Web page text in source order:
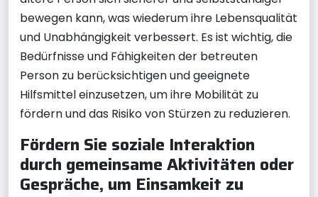
bewegen kann, was wiederum ihre Lebensqualität
und Unabhängigkeit verbessert. Es ist wichtig, die
Bedürfnisse und Fähigkeiten der betreuten
Person zu berücksichtigen und geeignete
Hilfsmittel einzusetzen, um ihre Mobilität zu
fördern und das Risiko von Stürzen zu reduzieren.
Fördern Sie soziale Interaktion
durch gemeinsame Aktivitäten oder
Gespräche, um Einsamkeit zu